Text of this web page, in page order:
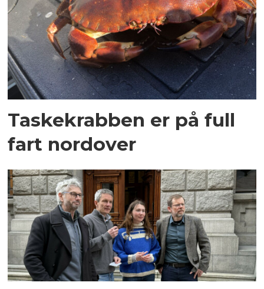
Taskekrabben er på full
fart nordover